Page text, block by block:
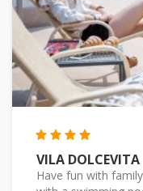
VILA DOLCEVITA
Have fun with